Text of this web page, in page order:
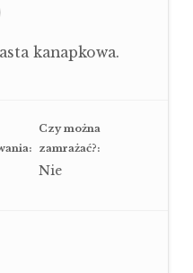
kanapkowa.
Czy można
zamrażać?:
Nie